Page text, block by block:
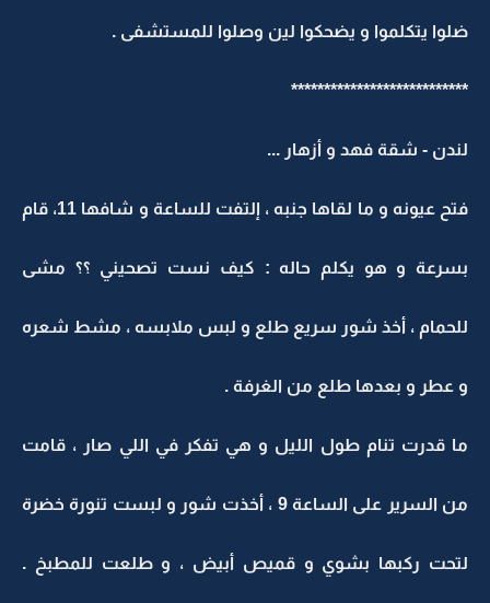
ضلوا يتكلموا و يضحكوا لين وصلوا للمستشفى .
***************************
لندن - شقة فهد و أزهار ...
فتح عيونه و ما لقاها جنبه ، إلتفت للساعة و شافها 11، قام
بسرعة و هو يكلم حاله : كيف نست تصحيني ؟؟ مشى
للحمام ، أخذ شور سريع طلع و لبس ملابسه ، مشط شعره
و عطر و بعدها طلع من الغرفة .
ما قدرت تنام طول الليل و هي تفكر في اللي صار ، قامت
من السرير على الساعة 9 ، أخذت شور و لبست تنورة خضرة
لتحت ركبها بشوي و قميص أبيض ، و طلعت للمطبخ .